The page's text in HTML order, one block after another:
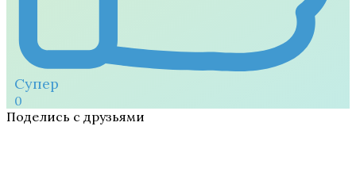
Супер
0
Поделись с друзьями